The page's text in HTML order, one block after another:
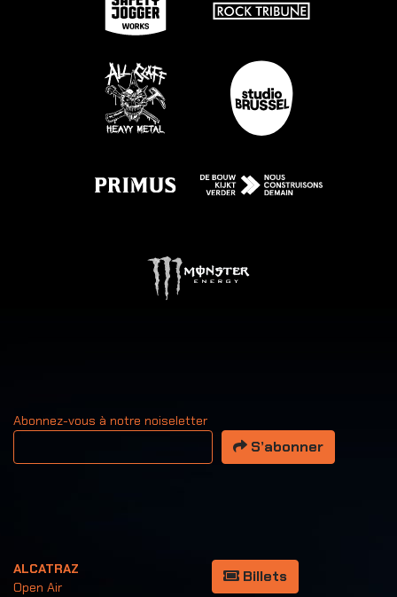
Abonnez-vous à notre noiseletter
Votre adresse email
S’abonner
ALCATRAZ
Open Air
Billets